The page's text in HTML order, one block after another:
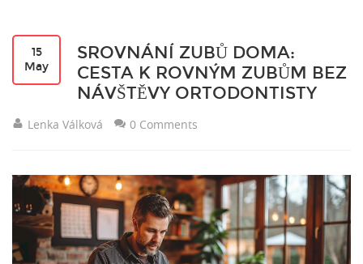
15
May
SROVNÁNÍ ZUBŮ DOMA:
CESTA K ROVNÝM ZUBŮM BEZ
NÁVŠTĚVY ORTODONTISTY
Lenka Válková 0 Comments